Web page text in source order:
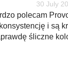
30 July
polecam
i są
śliczne